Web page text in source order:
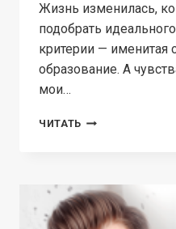
Жизнь изменилась,
подобрать
критерии — именитая
образование. А
мои…
ЧИТАТЬ НЕВЕСТА